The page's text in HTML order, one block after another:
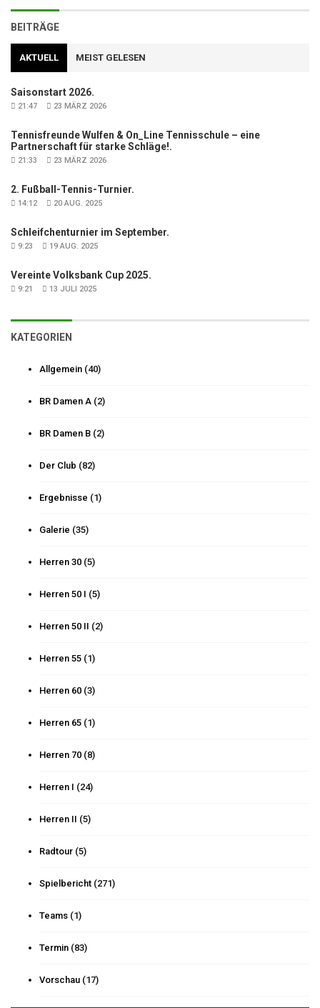
BEITRÄGE
AKTUELL MEIST GELESEN
Saisonstart 2026.
21:47 23 MÄRZ 2026
Tennisfreunde Wulfen & On_Line Tennisschule – eine
Partnerschaft für starke Schläge!.
21:33 23 MÄRZ 2026
2. Fußball-Tennis-Turnier.
14:12 20 AUG. 2025
Schleifchenturnier im September.
9:23 19 AUG. 2025
Vereinte Volksbank Cup 2025.
9:21 13 JULI 2025
KATEGORIEN
Allgemein (40)
BR Damen A (2)
BR Damen B (2)
Der Club (82)
Ergebnisse (1)
Galerie (35)
Herren 30 (5)
Herren 50 I (5)
Herren 50 II (2)
Herren 55 (1)
Herren 60 (3)
Herren 65 (1)
Herren 70 (8)
Herren I (24)
Herren II (5)
Radtour (5)
Spielbericht (271)
Teams (1)
Termin (83)
Vorschau (17)